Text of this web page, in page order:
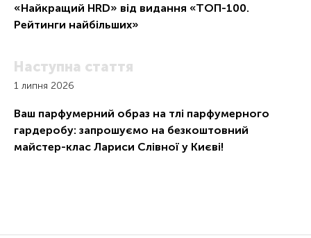
«Найкращий HRD» від видання «ТОП-100.
Рейтинги найбільших»
Наступна стаття
1 липня 2026
Ваш парфумерний образ на тлі парфумерного
гардеробу: запрошуємо на безкоштовний
майстер-клас Лариси Слівної у Києві!